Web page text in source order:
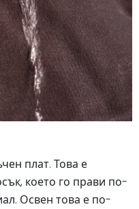
плат. Това е
което го прави по-
Освен това е по-